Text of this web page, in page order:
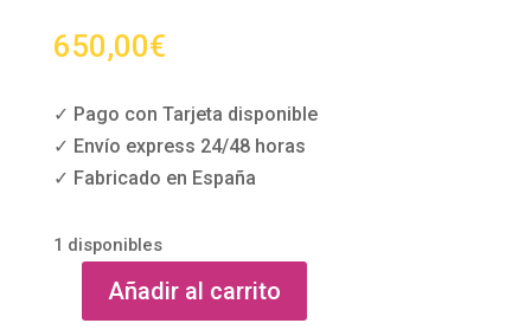
650,00€
✓ Pago con Tarjeta disponible
✓ Envío express 24/48 horas
✓ Fabricado en España
1 disponibles
Añadir al carrito